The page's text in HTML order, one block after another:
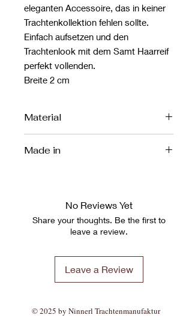
eleganten Accessoire, das in keiner
Trachtenkollektion fehlen sollte.
Einfach aufsetzen und den
Trachtenlook mit dem Samt Haarreif
perfekt vollenden.
Breite 2 cm
Material
Made in
No Reviews Yet
Share your thoughts. Be the first to
leave a review.
Leave a Review
© 2025 by Ninnerl Trachtenmanufaktur